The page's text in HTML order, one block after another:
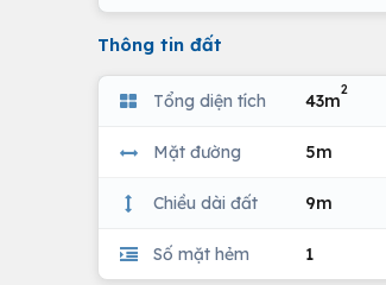
Thông tin đất
Tổng diện tích 43m
2
Mặt đường 5m
Chiều dài đất 9m
Số mặt hẻm 1